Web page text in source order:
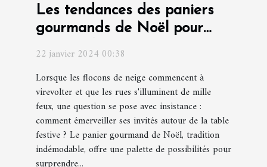
Les tendances des paniers
gourmands de Noël pour
surprendre vos invités
22 janvier 2024 00:38
Lorsque les flocons de neige commencent à
virevolter et que les rues s'illuminent de mille
feux, une question se pose avec insistance :
comment émerveiller ses invités autour de la table
festive ? Le panier gourmand de Noël, tradition
indémodable, offre une palette de possibilités pour